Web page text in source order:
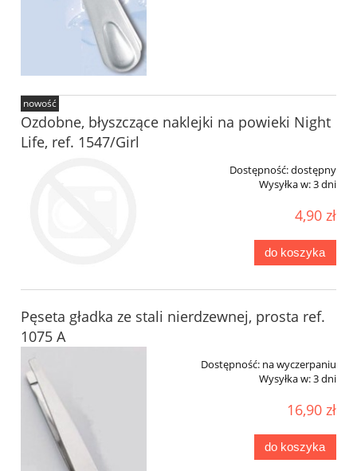
Ozdobne, błyszczące naklejki na powieki Night
Life, ref. 1547/Girl
Dostępność:dostępny
Wysyłka w:3 dni
4,90 zł
do koszyka
nowość
Pęseta gładka ze stali nierdzewnej, prosta ref.
1075 A
Dostępność: na wyczerpaniu
Wysyłka w:3 dni
16,90 zł
do koszyka